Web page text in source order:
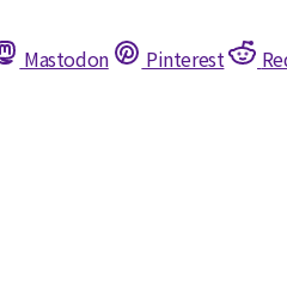
Mastodon Pinterest